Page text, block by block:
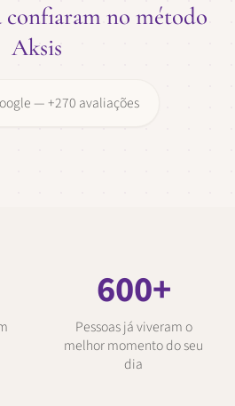
confiaram no método
Aksis
— +270 avaliações
600+
Pessoas já viveram o
melhor momento do seu
dia